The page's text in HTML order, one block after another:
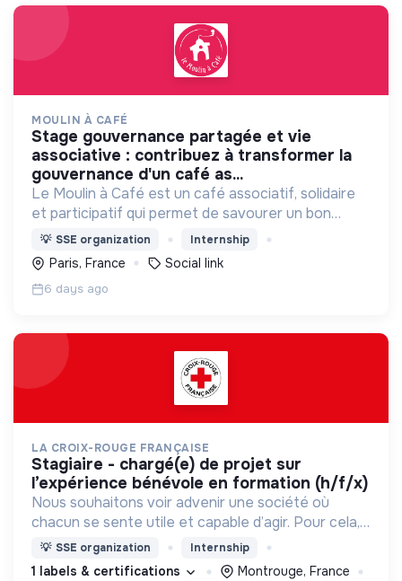
MOULIN À CAFÉ
stage gouvernance partagée et vie
associative : contribuez à transformer la
gouvernance d'un café as...
Le Moulin à Café est un café associatif, solidaire
et participatif qui permet de savourer un bon
repas, boire un verre, discuter, jouer aux échecs,
profiter des spectacles, devenir bénévole…
💡 SSE organization Internship
Paris, France Social link
6 days ago
LA CROIX-ROUGE FRANÇAISE
stagiaire - chargé(e) de projet sur
l’expérience bénévole en formation (h/f/x)
Nous souhaitons voir advenir une société où
chacun se sente utile et capable d’agir. Pour cela,
nous proposons des moyens et des lieux
d’engagement innovants et adaptés à tous.
💡 SSE organization Internship
1 labels & certifications
Montrouge, France